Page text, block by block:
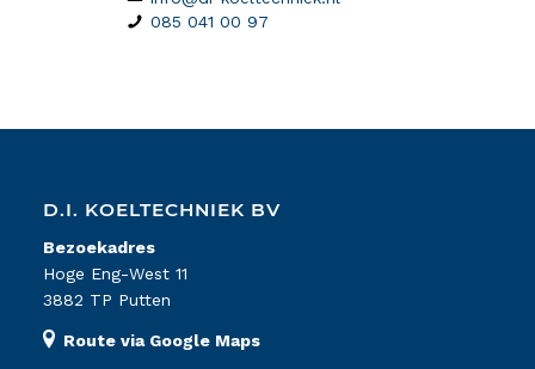
085 041 00 97
D.I. KOELTECHNIEK BV
Bezoekadres
Hoge Eng-West 11
3882 TP Putten
Route via Google Maps